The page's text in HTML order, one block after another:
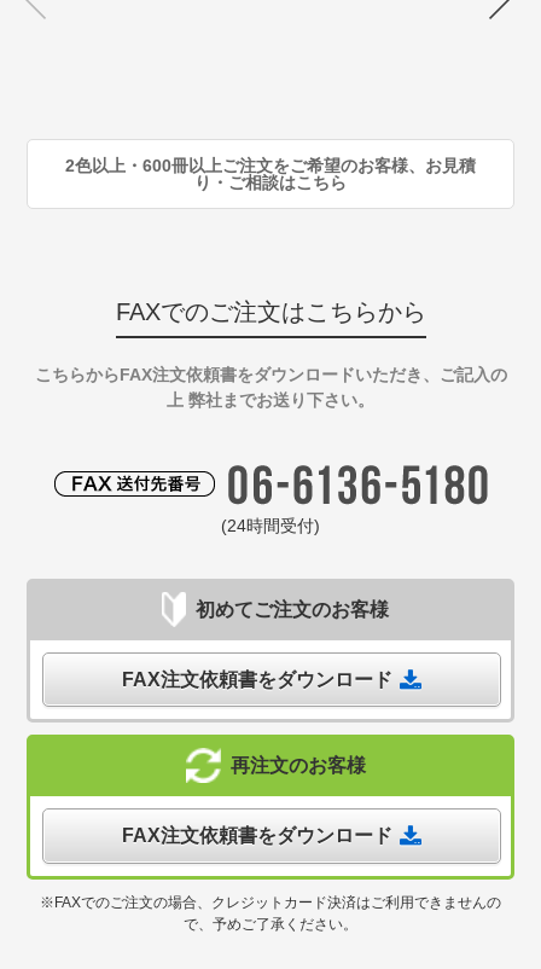
2色以上・600冊以上ご注文をご希望のお客様、お見積
り・ご相談はこちら
FAXでのご注文はこちらから
こちらからFAX注文依頼書をダウンロードいただき、ご記入の
上 弊社までお送り下さい。
(24時間受付)
初めてご注文のお客様
FAX注文依頼書をダウンロード
再注文のお客様
FAX注文依頼書をダウンロード
※FAXでのご注文の場合、クレジットカード決済はご利用できませんの
で、予めご了承ください。